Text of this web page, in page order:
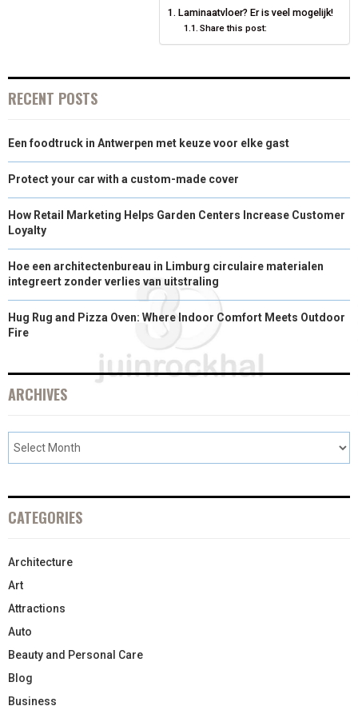
)
S
T
N
Laminaatvloer? Er is veel mogelijk!
Share this post:
RECENT POSTS
Een foodtruck in Antwerpen met keuze voor elke gast
Protect your car with a custom-made cover
How Retail Marketing Helps Garden Centers Increase Customer
Loyalty
Hoe een architectenbureau in Limburg circulaire materialen
integreert zonder verlies van uitstraling
Hug Rug and Pizza Oven: Where Indoor Comfort Meets Outdoor
Fire
ARCHIVES
CATEGORIES
Architecture
Art
Attractions
Auto
Beauty and Personal Care
Blog
Business